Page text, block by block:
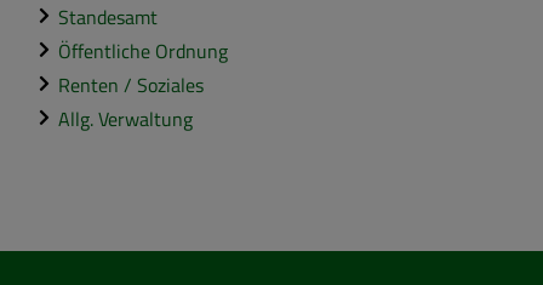
Standesamt
Öffentliche Ordnung
Renten / Soziales
Allg. Verwaltung